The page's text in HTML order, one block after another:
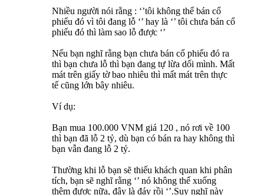
Nhiều người nói rằng : ‘’tôi không thể bán cổ
phiếu đó vì tôi đang lỗ ‘’ hay là ‘’ tôi chưa bán cổ
phiếu đó thì làm sao lỗ được ‘’
Nếu bạn nghĩ rằng bạn chưa bán cổ phiếu đó ra
thì bạn chưa lỗ thì bạn đang tự lừa dối mình. Mất
mát trên giấy tờ bao nhiêu thì mất mát trên thực
tế cũng lớn bây nhiêu.
Ví dụ:
Bạn mua 100.000 VNM giá 120 , nó rơi về 100
thì bạn đã lỗ 2 tỷ, dù bạn có bán ra hay không thì
bạn vẫn đang lỗ 2 tỷ.
Thường khi lỗ bạn sẽ thiếu khách quan khi phân
tích, bạn sẽ nghĩ rằng ‘’ nó không thể xuống
thêm được nữa, đây là đáy rồi ‘’.Suy nghĩ này